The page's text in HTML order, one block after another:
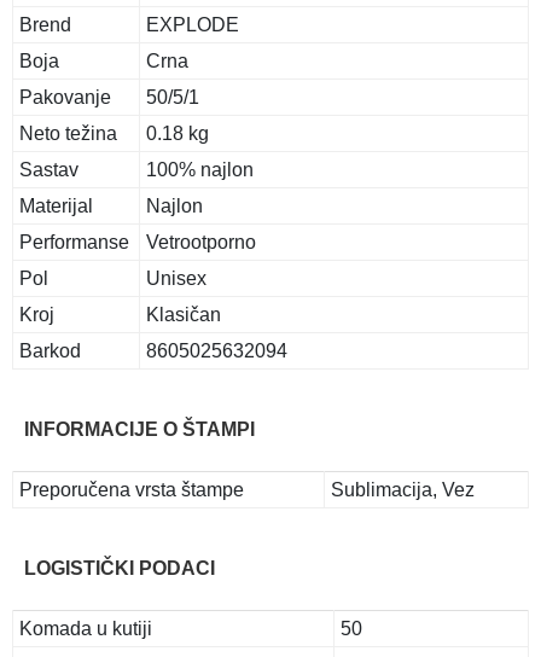
Brend
EXPLODE
Boja
Crna
Pakovanje
50/5/1
Neto težina
0.18 kg
Sastav
100% najlon
Materijal
Najlon
Performanse
Vetrootporno
Pol
Unisex
Kroj
Klasičan
Barkod
8605025632094
INFORMACIJE O ŠTAMPI
Preporučena vrsta štampe Sublimacija, Vez
LOGISTIČKI PODACI
Komada u kutiji
50